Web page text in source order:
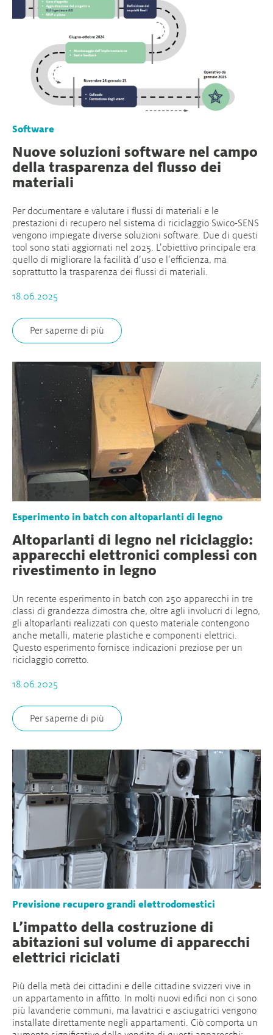
Software
Nuove soluzioni software nel campo
della trasparenza del flusso dei
materiali
Per documentare e valutare i flussi di materiali e le
prestazioni di recupero nel sistema di riciclaggio Swico-SENS
vengono impiegate diverse soluzioni software. Due di questi
tool sono stati aggiornati nel 2025. L’obiettivo principale era
quello di migliorare la facilità d’uso e l’efficienza, ma
soprattutto la trasparenza dei flussi di materiali.
18.06.2025
Per saperne di più
Esperimento in batch con altoparlanti di legno
Altoparlanti di legno nel riciclaggio:
apparecchi elettronici complessi con
rivestimento in legno
Un recente esperimento in batch con 250 apparecchi in tre
classi di grandezza dimostra che, oltre agli involucri di legno,
gli altoparlanti realizzati con questo materiale contengono
anche metalli, materie plastiche e componenti elettrici.
Questo esperimento fornisce indicazioni preziose per un
riciclaggio corretto.
18.06.2025
Per saperne di più
Previsione recupero grandi elettrodomestici
L’impatto della costruzione di
abitazioni sul volume di apparecchi
elettrici riciclati
Più della metà dei cittadini e delle cittadine svizzeri vive in
un appartamento in affitto. In molti nuovi edifici non ci sono
più lavanderie communi, ma lavatrici e asciugatrici vengono
installate direttamente negli appartamenti. Ciò comporta un